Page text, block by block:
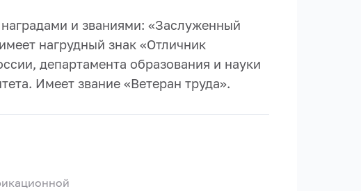
и званиями: «Заслуженный
нагрудный знак «Отличник
департамента образования и науки
Имеет звание «Ветеран труда».